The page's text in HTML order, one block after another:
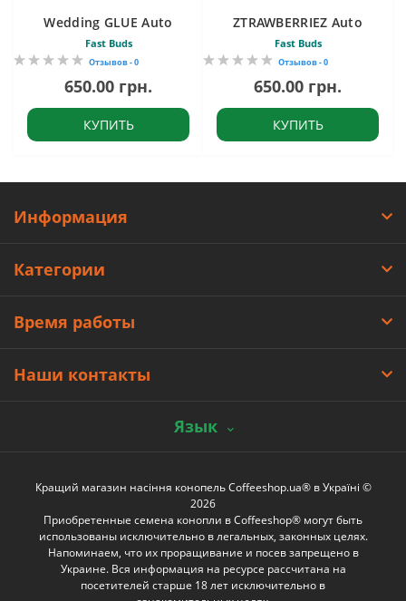
Wedding GLUE Auto
Fast Buds
Отзывов - 0
650.00 грн.
КУПИТЬ
ZTRAWBERRIEZ Auto
Fast Buds
Отзывов - 0
650.00 грн.
КУПИТЬ
Информация
Категории
Время работы
Наши контакты
Язык
Кращий магазин насіння конопель Coffeeshop.ua® в Україні ©
2026
Приобретенные семена конопли в Coffeeshop® могут быть
использованы исключительно в легальных, законных целях.
Напоминаем, что их проращивание и посев запрещено в
Украине. Вся информация на ресурсе рассчитана на
посетителей старше 18 лет исключительно в